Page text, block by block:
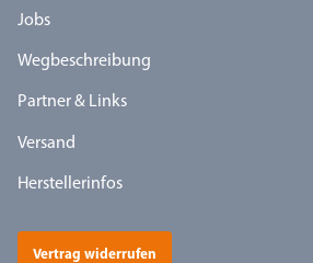
Jobs
Wegbeschreibung
Partner & Links
Versand
Herstellerinfos
Vertrag widerrufen